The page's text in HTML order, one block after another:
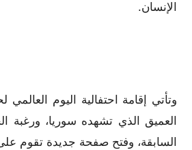
الإنسان.
وتأتي إقامة احتفالية اليوم
العميق الذي تشهده سوريا، ورغبة
السابقة، وفتح صفحة جديدة تقوم على